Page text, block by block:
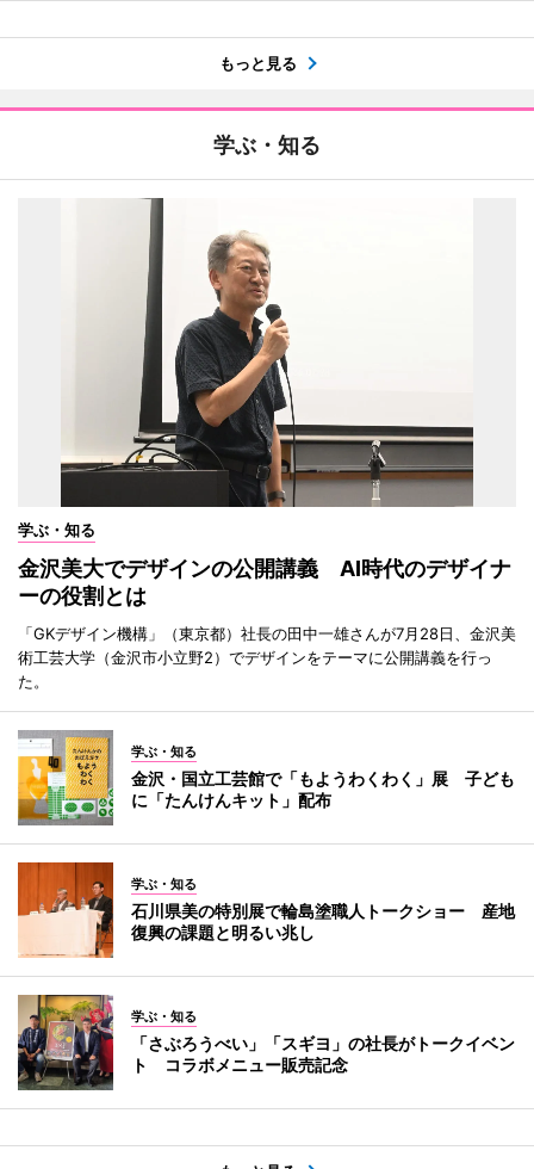
もっと見る
学ぶ・知る
学ぶ・知る
金沢美大でデザインの公開講義 AI時代のデザイナ
ーの役割とは
「GKデザイン機構」（東京都）社長の田中一雄さんが7月28日、金沢美
術工芸大学（金沢市小立野2）でデザインをテーマに公開講義を行っ
た。
学ぶ・知る
金沢・国立工芸館で「もようわくわく」展 子ども
に「たんけんキット」配布
学ぶ・知る
石川県美の特別展で輪島塗職人トークショー 産地
復興の課題と明るい兆し
学ぶ・知る
「さぶろうべい」「スギヨ」の社長がトークイベン
ト コラボメニュー販売記念